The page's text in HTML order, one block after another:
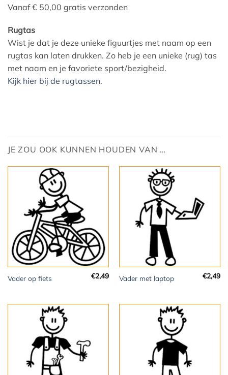
Vanaf € 50,00 gratis verzonden
Rugtas
Wist je dat je deze unieke figuurtjes met naam op een
rugtas kan laten drukken. Zo heb je een unieke (rug) tas
met naam en je favoriete sport/bezigheid.
Kijk hier bij de rugtassen.
JE ZOU OOK KUNNEN HOUDEN VAN …
Vader op fiets €2,49 Vader met laptop €2,49